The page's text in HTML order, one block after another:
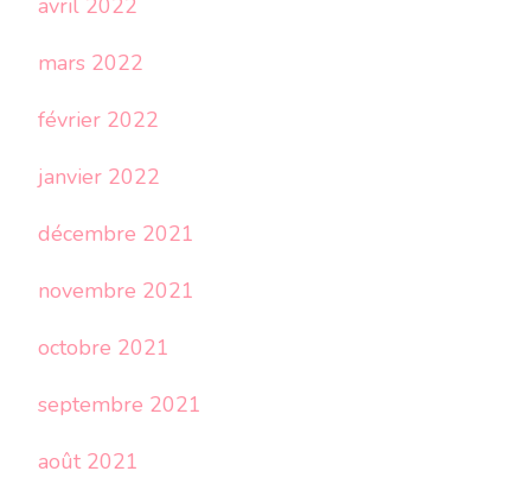
avril 2022
mars 2022
février 2022
janvier 2022
décembre 2021
novembre 2021
octobre 2021
septembre 2021
août 2021